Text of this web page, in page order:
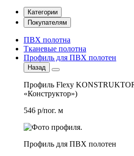
Категории
Покупателям
ПВХ полотна
Тканевые полотна
Профиль для ПВХ полотен
Назад
Профиль Flexy
«Конструктор»)
546 р/пог. м
Профиль для ПВХ полотен